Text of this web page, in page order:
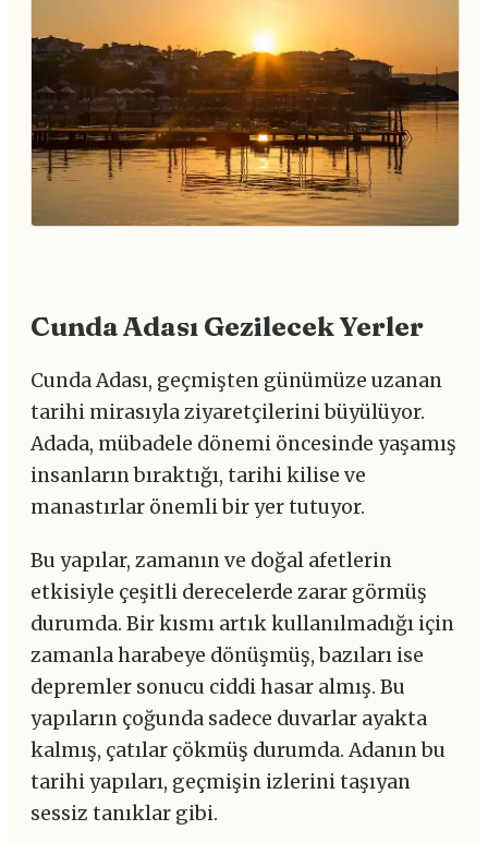
Cunda Adası Gezilecek Yerler
Cunda Adası, geçmişten günümüze uzanan
tarihi mirasıyla ziyaretçilerini büyülüyor.
Adada, mübadele dönemi öncesinde yaşamış
insanların bıraktığı, tarihi kilise ve
manastırlar önemli bir yer tutuyor.
Bu yapılar, zamanın ve doğal afetlerin
etkisiyle çeşitli derecelerde zarar görmüş
durumda. Bir kısmı artık kullanılmadığı için
zamanla harabeye dönüşmüş, bazıları ise
depremler sonucu ciddi hasar almış. Bu
yapıların çoğunda sadece duvarlar ayakta
kalmış, çatılar çökmüş durumda. Adanın bu
tarihi yapıları, geçmişin izlerini taşıyan
sessiz tanıklar gibi.